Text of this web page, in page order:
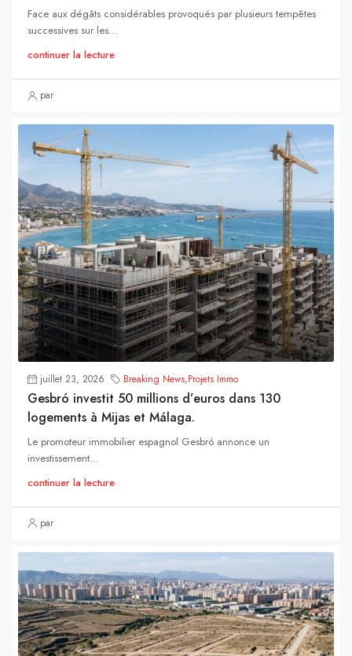
Face aux dégâts considérables provoqués par plusieurs tempêtes
successives sur les...
continuer la lecture
par
juillet 23, 2026 Breaking News,Projets Immo
Gesbró investit 50 millions d’euros dans 130
logements à Mijas et Málaga.
Le promoteur immobilier espagnol Gesbró annonce un
investissement...
continuer la lecture
par